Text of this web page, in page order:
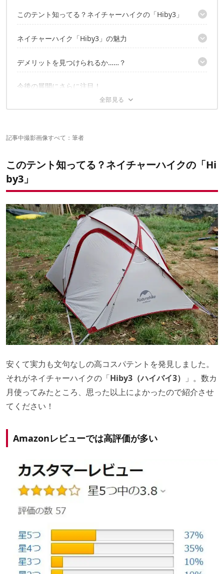
このテント知ってる？ネイチャーハイクの「Hiby3」
Amazonレビューでは高評価が多い
ネイチャーハイク「Hiby3」の魅力
まさしくタープいらず！居住性抜群の広さ
気になるインナーテントの居住性は？
通気性に関しても文句なし
なんといってもコスパが最高
デメリットを見つけられるか……？
前室にランタンフックがない
グランドシートの向きが分かりづらい
今後の展開にさらに注目！
記事中撮影画像すべて：筆者
このテント知ってる？ネイチャーハイクの「Hi
by3」
安くて実力も文句なしの高コスパテントを発見しました。
それがネイチャーハイクの「Hiby3（ハイバイ3）
」。数カ
月使ってみたところ、思った以上によかったので紹介させ
てください！
Amazonレビューでは高評価が多い